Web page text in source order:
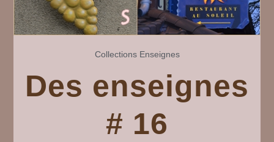
Collections Enseignes
Des enseignes
# 16